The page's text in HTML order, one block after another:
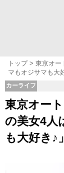
トップ
東京オー
マもオジサマも大
カーライフ
東京オー
の美女4人
も大好き♪」